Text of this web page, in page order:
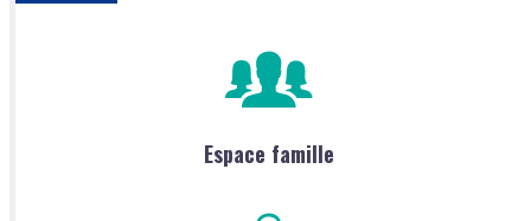
Espace famille